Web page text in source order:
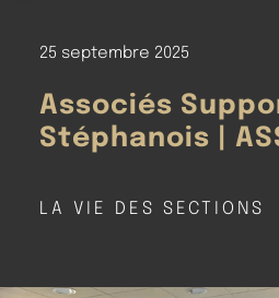
25 septembre 2025
Associés
Stéphanois |
LA VIE DES SECTIONS